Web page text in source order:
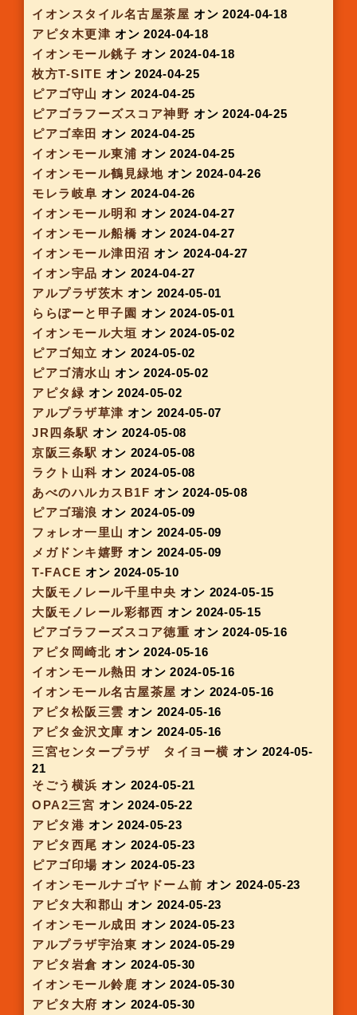
ピアゴ佐屋
オン 2024-03-28
イオンモール奈良登美ヶ丘
京阪スイーツボックス 新大阪
イオンモール幕張新都心
アピタパワー君津
アピタ名古屋空港
オン 2024-03-28
イオンモール ナゴヤドーム前
イオン福津店 オン 2024-03-30
箕面キューズモール
オン 2024-04-01
ニトリモール枚方
アスティ一宮
オン 2024-04-04
ピアゴラフーズスコア徳重
イオンモール常滑オン 2024-04-04
アピタ大垣 オン 2024-04-04
アピタ横浜綱島
オン 2024-04-04
ユニモちはら台(ヤオコー前)
阪急 服部天神駅POP UP
ららぽーと堺
フレンドマート宇治
アピタ知立
イオン豊橋南オン 2024-04-11
アピタ一宮オン 2024-04-11
イオンモール四日市北
アピタ戸塚
オン 2024-04-11
イオンモール富津
オン 2024-04-11
イオンモール大日
山科駅
オン 2024-04-17
アピタ大府 オン 2024-04-18
アピタ向山
アピタ桑名
オン 2024-04-18
イオンモール長久手 オン 2024-04-18
イオンスタイル名古屋茶屋
オン 2024-04-18
アピタ木更津 オン 2024-04-18
イオンモール銚子
オン 2024-04-18
枚方T-SITE
オン 2024-04-25
ピアゴ守山 オン 2024-04-25
ピアゴラフーズスコア神野
ピアゴ幸田
オン 2024-04-25
イオンモール東浦オン 2024-04-25
イオンモール鶴見緑地オン 2024-04-26
モレラ岐阜オン 2024-04-26
イオンモール明和オン 2024-04-27
イオンモール船橋オン 2024-04-27
イオンモール津田沼 オン 2024-04-27
イオン宇品オン 2024-04-27
アルプラザ茨木オン 2024-05-01
ららぽーと甲子園 オン 2024-05-01
イオンモール大垣オン 2024-05-02
ピアゴ知立 オン 2024-05-02
ピアゴ清水山オン 2024-05-02